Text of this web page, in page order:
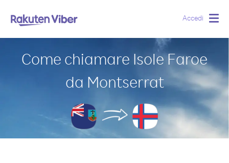
Accedi
Come chiamare Isole Faroe
da Montserrat